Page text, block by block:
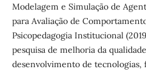
Modelagem e Simulação de
para Avaliação de
Psicopedagogia Institucional
pesquisa de melhoria da
desenvolvimento de tecnologias,